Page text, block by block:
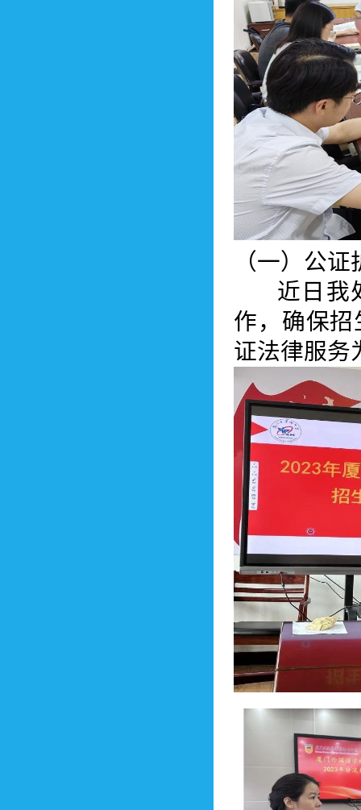
（一）公
近日我处
作，确保
证法律服务